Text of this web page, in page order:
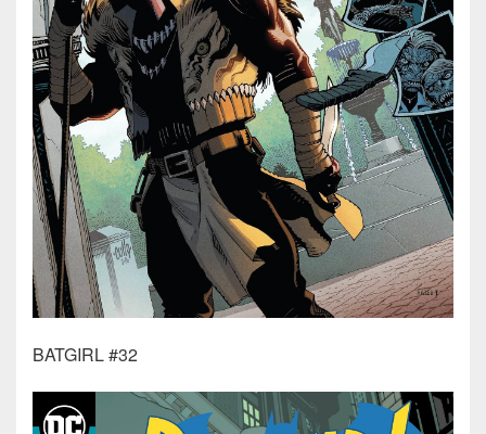
BATGIRL #32